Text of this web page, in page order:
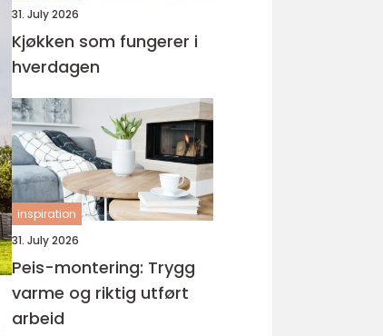
31. July 2026
Kjøkken som fungerer i
hverdagen
inspiration
31. July 2026
Peis-montering: Trygg
varme og riktig utført
arbeid